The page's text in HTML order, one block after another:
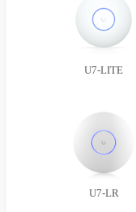
U7-LITE
U7-LR